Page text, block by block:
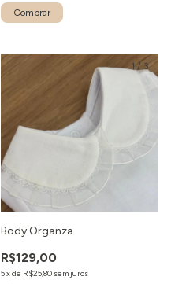
1 / 3
Body Organza
R$129,00
5xde R$25,80 sem juros